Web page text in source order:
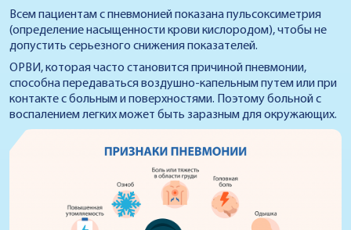
Всем пациентам с пневмонией показана пульсоксиметрия
(определение насыщенности крови кислородом), чтобы не
допустить серьезного снижения показателей.
ОРВИ, которая часто становится причиной пневмонии,
способна передаваться воздушно-капельным путем или при
контакте с больным и поверхностями. Поэтому больной с
воспалением легких может быть заразным для окружающих.